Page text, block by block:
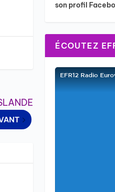
son profil
ÉCOUTEZ